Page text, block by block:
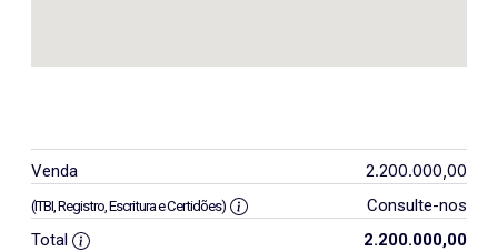
Venda 2.200.000,00
(ITBI, Registro, Escritura e Certidões)
Consulte-nos
Total
2.200.000,00